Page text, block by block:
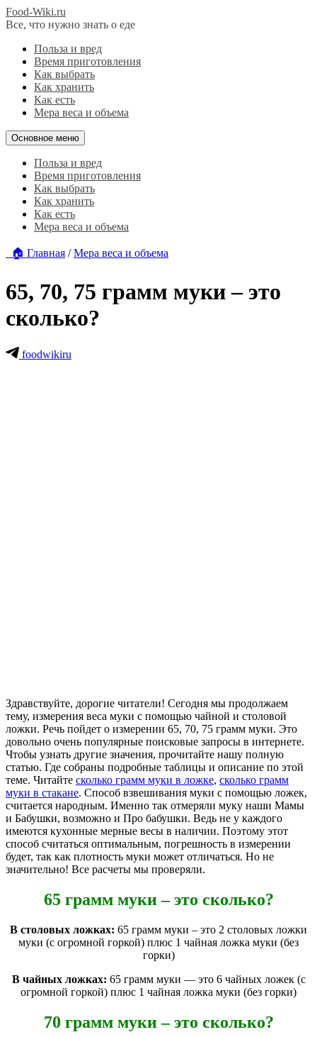
Food-Wiki.ru
Все, что нужно знать о еде
Польза и вред
Время приготовления
Как выбрать
Как хранить
Как есть
Мера веса и объема
Основное меню
Польза и вред
Время приготовления
Как выбрать
Как хранить
Как есть
Мера веса и объема
🏠 Главная /Мера веса и объема
65, 70, 75 грамм муки – это
сколько?
foodwikiru
Здравствуйте, дорогие читатели! Сегодня мы продолжаем
тему, измерения веса муки с помощью чайной и столовой
ложки. Речь пойдет о измерении 65, 70, 75 грамм муки. Это
довольно очень популярные поисковые запросы в интернете.
Чтобы узнать другие значения, прочитайте нашу полную
статью. Где собраны подробные таблицы и описание по этой
теме. Читайте сколько грамм муки в ложке, сколько грамм
муки в стакане. Способ взвешивания муки с помощью ложек,
считается народным. Именно так отмеряли муку наши Мамы
и Бабушки, возможно и Про бабушки. Ведь не у каждого
имеются кухонные мерные весы в наличии. Поэтому этот
способ считаться оптимальным, погрешность в измерении
будет, так как плотность муки может отличаться. Но не
значительно! Все расчеты мы проверяли.
65 грамм муки – это сколько?
В столовых ложках: 65 грамм муки – это 2 столовых ложки
муки (с огромной горкой) плюс 1 чайная ложка муки (без
горки)
В чайных ложках: 65 грамм муки — это 6 чайных ложек (с
огромной горкой) плюс 1 чайная ложка муки (без горки)
70 грамм муки – это сколько?